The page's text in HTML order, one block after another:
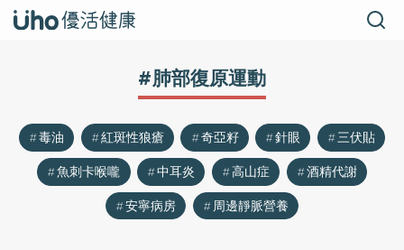
#肺部復原運動
毒油 紅斑性狼瘡 奇亞籽 針眼
三伏貼
魚刺卡喉嚨
中耳炎 高山症
酒精代謝
安寧病房
周邊靜脈營養